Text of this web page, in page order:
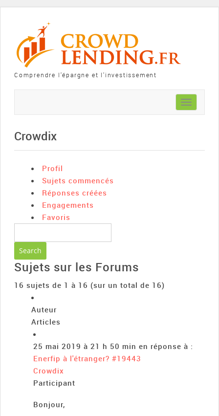
Comprendre l'épargne et l'investissement
Toggle
navigation
Crowdix
Profil
Sujets commencés
Réponses créées
Engagements
Favoris
Sujets sur les Forums
16 sujets de 1 à 16 (sur un total de 16)
Auteur
Articles
25 mai 2019 à 21 h 50 min en réponse à :
Enerfip à l'étranger? #19443
Crowdix
Participant
Bonjour,